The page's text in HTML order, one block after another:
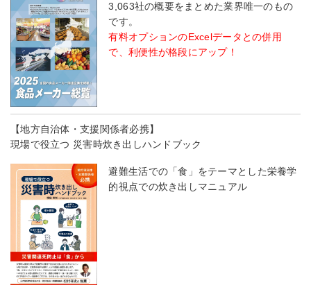
3,063社の概要をまとめた業界唯一のもの
です。
有料オプションのExcelデータとの併用
で、利便性が格段にアップ！
【地方自治体・支援関係者必携】
現場で役立つ 災害時炊き出しハンドブック
避難生活での「食」をテーマとした栄養学
的視点での炊き出しマニュアル